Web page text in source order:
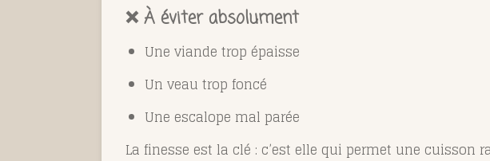
❌ À éviter absolument
Une viande trop épaisse
Un veau trop foncé
Une escalope mal parée
La finesse est la clé : c’est elle qui permet une cuisson